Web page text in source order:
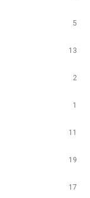
5
13
2
1
11
19
17